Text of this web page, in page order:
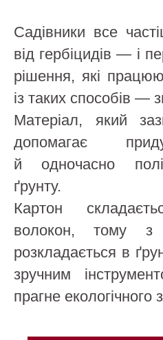
Садівники все
від гербіцидів — і
рішення, які
із таких способів —
Матеріал, який
допомагає
й одночасно
ґрунту.
Картон
волокон, тому з
розкладається в
зручним
прагне екологічного